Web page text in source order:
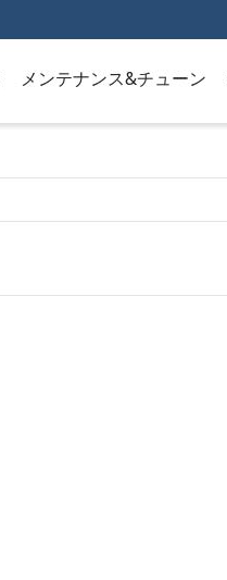
メンテナンス&チューン